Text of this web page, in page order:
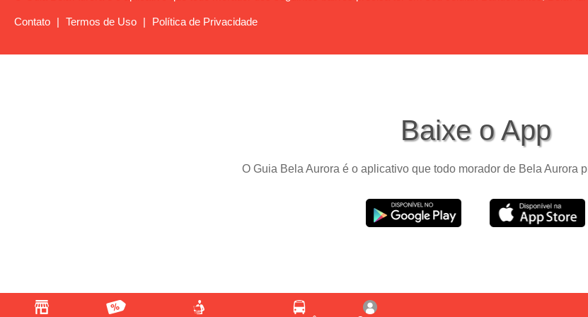
Contato | Termos de Uso | Política de Privacidade
Baixe o App
O Guia Bela Aurora é o aplicativo que todo morador de Bela Aurora